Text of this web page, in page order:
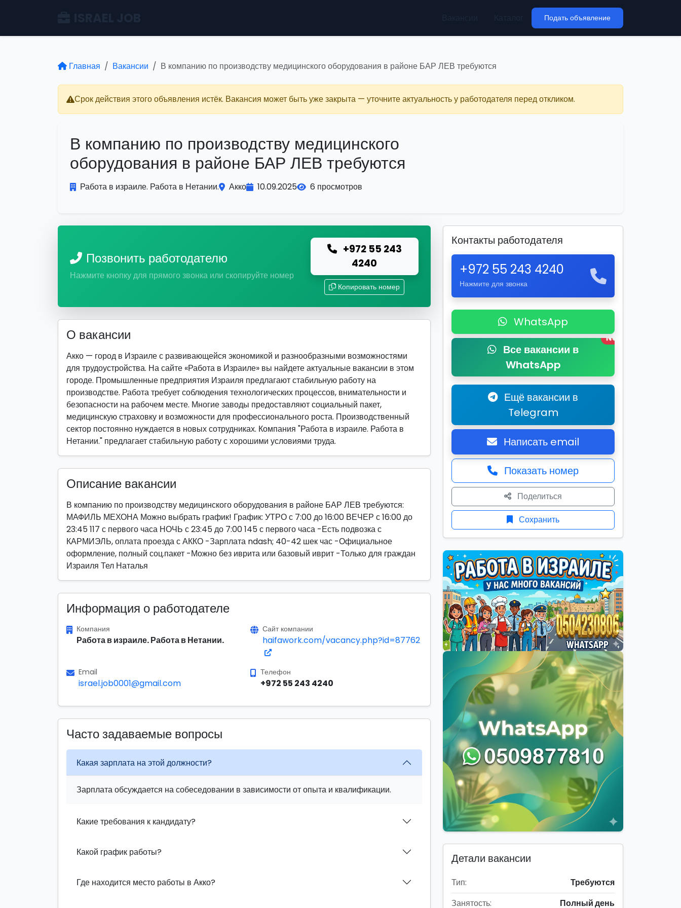
Подать объявление
Главная Вакансии В компанию по производству медицинского оборудования в районе БАР ЛЕВ требуются
Срок действия этого объявления истёк. Вакансия может быть уже закрыта — уточните актуальность у работодателя перед откликом.
В компанию по производству медицинского
оборудования в районе БАР ЛЕВ требуются
Работа в израиле. Работа в Нетании. Акко 10.09.2025 6 просмотров
Позвонить работодателю
Нажмите кнопку для прямого звонка или скопируйте номер
+972 55 243
4240
Копировать номер
О вакансии
Акко — город в Израиле с развивающейся экономикой и разнообразными возможностями
для трудоустройства. На сайте «Работа в Израиле» вы найдете актуальные вакансии в этом
городе. Промышленные предприятия Израиля предлагают стабильную работу на
производстве. Работа требует соблюдения технологических процессов, внимательности и
безопасности на рабочем месте. Многие заводы предоставляют социальный пакет,
медицинскую страховку и возможности для профессионального роста. Производственный
сектор постоянно нуждается в новых сотрудниках. Компания "Работа в израиле. Работа в
Нетании." предлагает стабильную работу с хорошими условиями труда.
Описание вакансии
В компанию по производству медицинского оборудования в районе БАР ЛЕВ требуются:
МАФИЛЬ МЕХОНА Можно выбрать график! График: УТРО с 7:00 до 16:00 ВЕЧЕР с 16:00 до
23:45 117 с первого часа НОЧЬ с 23:45 до 7:00 145 с первого часа -Есть подвозка с
КАРМИЭЛЬ, оплата проезда с АККО -Зарплата ndash; 40-42 шек час -Официальное
оформление, полный соц.пакет -Можно без иврита или базовый иврит -Только для граждан
Израиля Тел Наталья
Информация о работодателе
Компания
Работа в израиле. Работа в Нетании.
Сайт компании
haifawork.com/vacancy.php?id=87762
Email
israel.job0001@gmail.com
Телефон
+972 55 243 4240
Часто задаваемые вопросы
Какая зарплата на этой должности?
Зарплата обсуждается на собеседовании в зависимости от опыта и квалификации.
Какие требования к кандидату?
Какой график работы?
Где находится место работы в Акко?
Контакты работодателя
+972 55 243 4240
Нажмите для звонка
WhatsApp
Все вакансии в
WhatsApp
New
Ещё вакансии в
Telegram
Написать email
Показать номер
Поделиться
Сохранить
Детали вакансии
Тип:
Требуются
Занятость:
Полный день